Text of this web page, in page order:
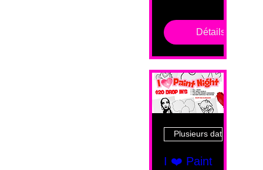
Détails
Plusieurs dates
I ❤️ Paint